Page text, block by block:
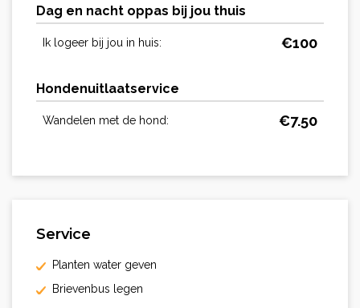
Dag en nacht oppas bij jou thuis
Ik logeer bij jou in huis: €100
Hondenuitlaatservice
Wandelen met de hond: €7.50
Service
Planten water geven
Brievenbus legen